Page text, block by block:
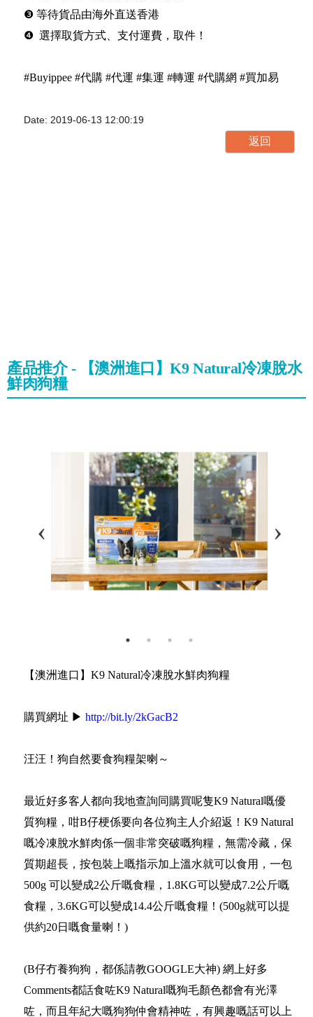
❸ 等待貨品由海外直送香港
❹ 選擇取貨方式、支付運費，取件！
#Buyippee #代購 #代運 #集運 #轉運 #代購網 #買加易
Date: 2019-06-13 12:00:19
產品推介 - 【澳洲進口】K9 Natural冷凍脫水
鮮肉狗糧
【澳洲進口】K9 Natural冷凍脫水鮮肉狗糧
購買網址 ▶ http://bit.ly/2kGacB2
汪汪！狗自然要食狗糧架喇～
最近好多客人都向我地查詢同購買呢隻K9 Natural嘅優
質狗糧，咁B仔梗係要向各位狗主人介紹返！K9 Natural
嘅冷凍脫水鮮肉係一個非常突破嘅狗糧，無需冷藏，保
質期超長，按包裝上嘅指示加上溫水就可以食用，一包
500g 可以變成2公斤嘅食糧，1.8KG可以變成7.2公斤嘅
食糧，3.6KG可以變成14.4公斤嘅食糧！(500g就可以提
供約20日嘅食量喇！)
(B仔冇養狗狗，都係請教GOOGLE大神) 網上好多
Comments都話食咗K9 Natural嘅狗毛顏色都會有光澤
咗，而且年紀大嘅狗狗仲會精神咗，有興趣嘅話可以上